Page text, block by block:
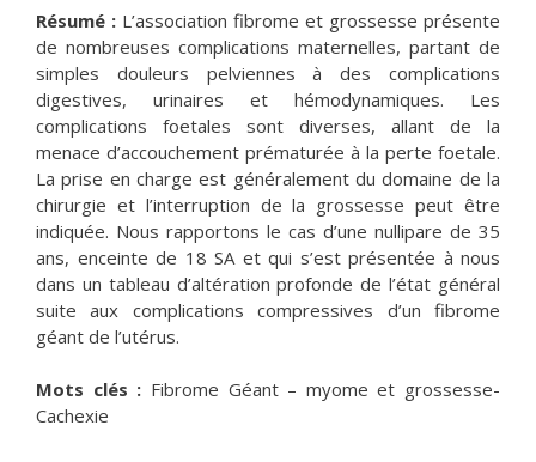
Résumé : L’association fibrome et grossesse présente
de nombreuses complications maternelles, partant de
simples douleurs pelviennes à des complications
digestives, urinaires et hémodynamiques. Les
complications foetales sont diverses, allant de la
menace d’accouchement prématurée à la perte foetale.
La prise en charge est généralement du domaine de la
chirurgie et l’interruption de la grossesse peut être
indiquée. Nous rapportons le cas d’une nullipare de 35
ans, enceinte de 18 SA et qui s’est présentée à nous
dans un tableau d’altération profonde de l’état général
suite aux complications compressives d’un fibrome
géant de l’utérus.
Mots clés : Fibrome Géant – myome et grossesse-
Cachexie